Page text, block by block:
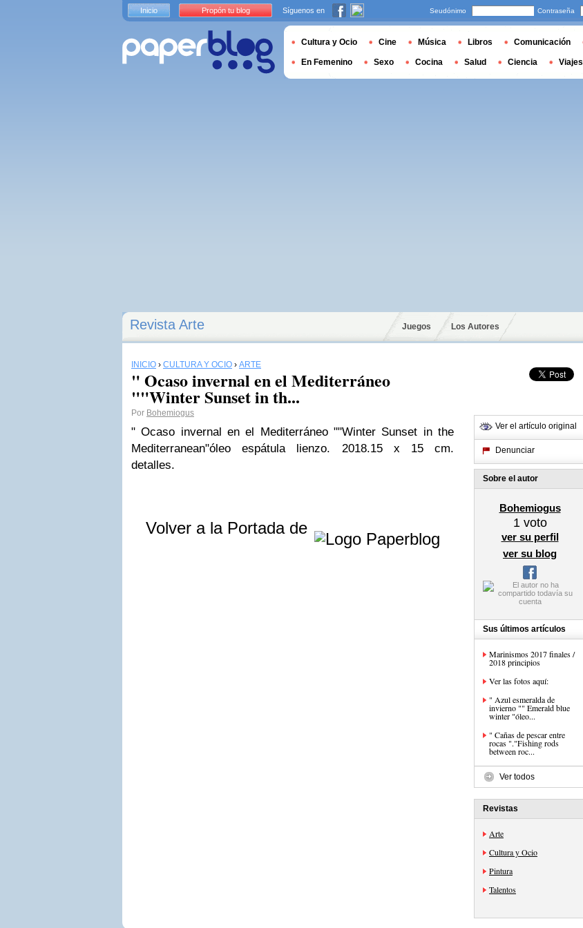
Revista Arte Juegos Los Autores
INICIO › CULTURA Y OCIO › ARTE
" Ocaso invernal en el Mediterráneo
""Winter Sunset in th...
Por Bohemiogus
" Ocaso invernal en el Mediterráneo ""Winter Sunset in the
Mediterranean"óleo espátula lienzo. 2018.15 x 15 cm.
detalles.
Volver a la Portada de
Ver el artículo original
Denunciar
Sobre el autor
Bohemiogus
1voto
ver su perfil
ver su blog
Sus últimos artículos
Marinismos 2017 finales /
2018 principios
Ver las fotos aquí:
" Azul esmeralda de
invierno "" Emerald blue
winter "óleo...
" Cañas de pescar entre
rocas "."Fishing rods
between roc...
Ver todos
Revistas
Arte
Cultura y Ocio
Pintura
Talentos
Inicio Propón tu blog Síguenos en Seudónimo Contraseña
Cultura y Ocio Cine Música Libros Comunicación
En Femenino Sexo Cocina Salud Ciencia Viajes